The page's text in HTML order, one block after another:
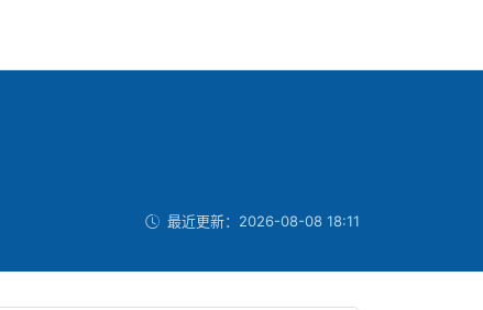
最近更新： 2026-08-08 18:11